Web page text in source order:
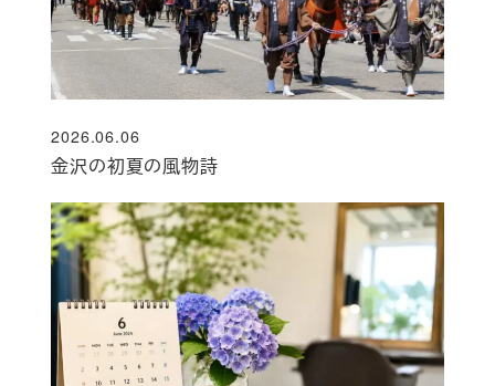
金沢の初夏の風物詩
投稿日
2026.06.06